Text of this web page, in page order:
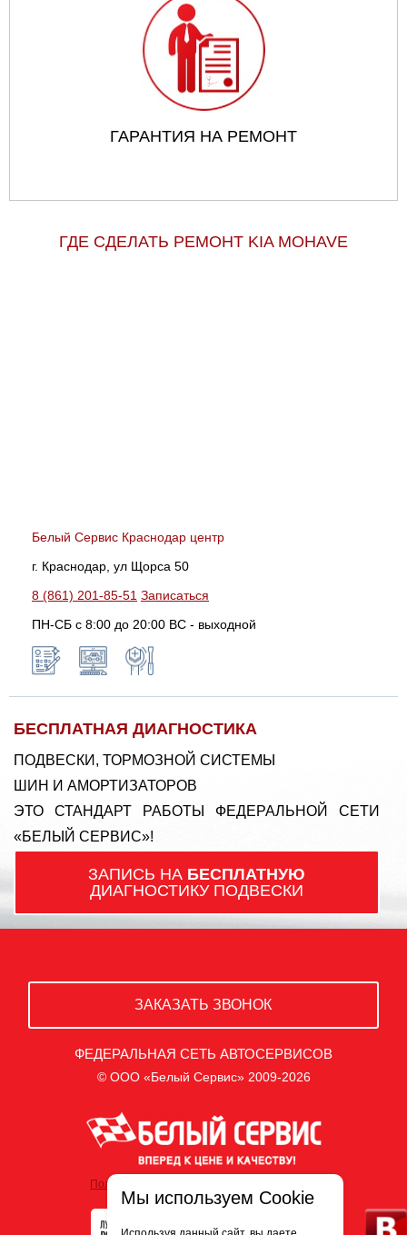
ГАРАНТИЯ НА РЕМОНТ
ГДЕ СДЕЛАТЬ РЕМОНТ KIA MOHAVE
Белый Сервис Краснодар центр
г. Краснодар, ул Щорса 50
8 (861) 201-85-51 Записаться
ПН-СБ с 8:00 до 20:00 ВС - выходной
БЕСПЛАТНАЯ ДИАГНОСТИКА
ПОДВЕСКИ, ТОРМОЗНОЙ СИСТЕМЫ
ШИН И АМОРТИЗАТОРОВ
ЭТО СТАНДАРТ РАБОТЫ ФЕДЕРАЛЬНОЙ СЕТИ
«БЕЛЫЙ СЕРВИС»!
ЗАПИСЬ НА БЕСПЛАТНУЮ
ДИАГНОСТИКУ ПОДВЕСКИ
ЗАКАЗАТЬ ЗВОНОК
ФЕДЕРАЛЬНАЯ СЕТЬ АВТОСЕРВИСОВ
© ООО «Белый Сервис» 2009-2026
Политика обработки персональных данных
Мы используем Cookie